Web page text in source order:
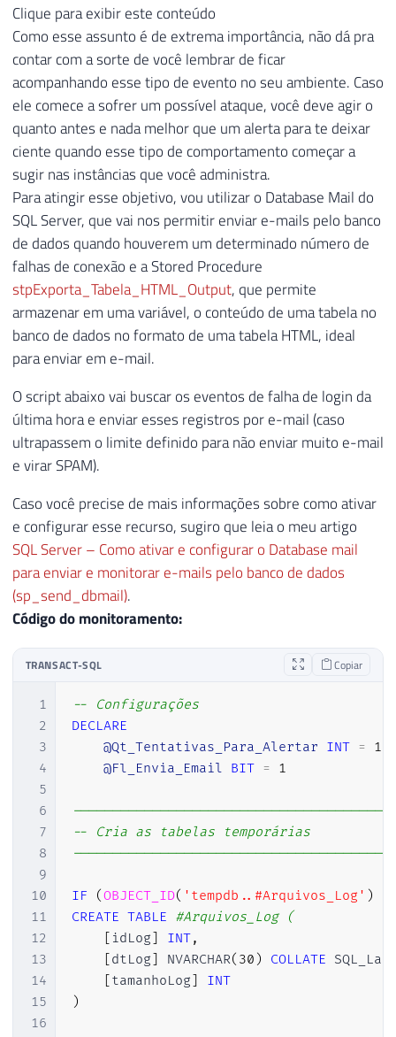
Clique para exibir este conteúdo
Como esse assunto é de extrema importância, não dá pra
contar com a sorte de você lembrar de ficar
acompanhando esse tipo de evento no seu ambiente. Caso
ele comece a sofrer um possível ataque, você deve agir o
quanto antes e nada melhor que um alerta para te deixar
ciente quando esse tipo de comportamento começar a
sugir nas instâncias que você administra.
Para atingir esse objetivo, vou utilizar o Database Mail do
SQL Server, que vai nos permitir enviar e-mails pelo banco
de dados quando houverem um determinado número de
falhas de conexão e a Stored Procedure
stpExporta_Tabela_HTML_Output, que permite
armazenar em uma variável, o conteúdo de uma tabela no
banco de dados no formato de uma tabela HTML, ideal
para enviar em e-mail.
O script abaixo vai buscar os eventos de falha de login da
última hora e enviar esses registros por e-mail (caso
ultrapassem o limite definido para não enviar muito e-mail
e virar SPAM).
Caso você precise de mais informações sobre como ativar
e configurar esse recurso, sugiro que leia o meu artigo
SQL Server – Como ativar e configurar o Database mail
para enviar e monitorar e-mails pelo banco de dados
(sp_send_dbmail).
Código do monitoramento:
TRANSACT-SQL Copiar
1
2
3
4
5
6
7
8
9
10
11
12
13
14
15
16
-- Configurações
DECLARE
@Qt_Tentativas_Para_Alertar INT = 10
@Fl_Envia_Email BIT = 1
-- Cria as tabelas temporárias
IF (OBJECT_ID( 'tempdb..#Arquivos_Log' )
CREATE TABLE #Arquivos_Log (
[ idLog] INT,
[dtLog] NVARCHAR( 30 ) COLLATE
[tamanhoLog]
INT
)